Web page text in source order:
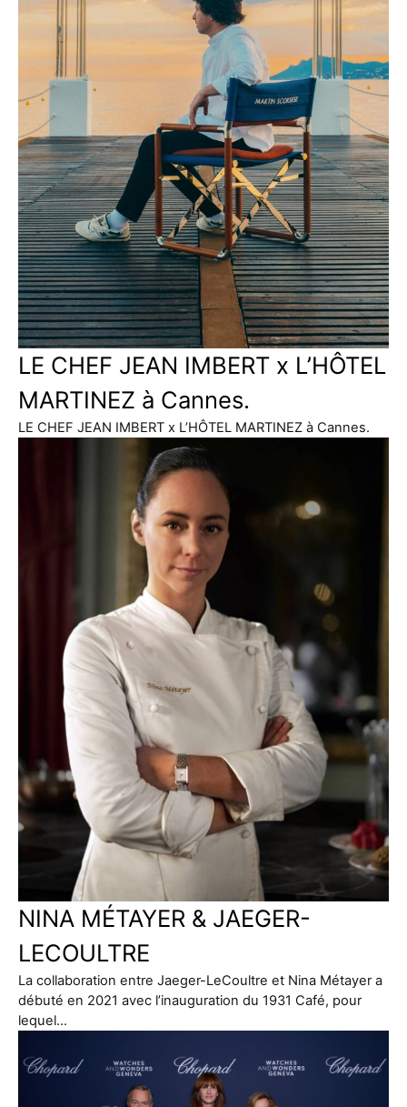
LE CHEF JEAN IMBERT x L’HÔTEL
MARTINEZ à Cannes.
LE CHEF JEAN IMBERT x L’HÔTEL MARTINEZ à Cannes.
NINA MÉTAYER & JAEGER-
LECOULTRE
La collaboration entre Jaeger-LeCoultre et Nina Métayer a
débuté en 2021 avec l’inauguration du 1931 Café, pour
lequel…